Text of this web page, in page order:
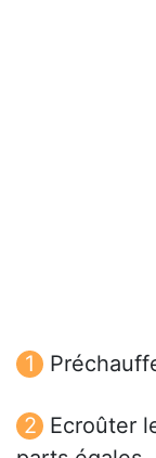
Ecroûter